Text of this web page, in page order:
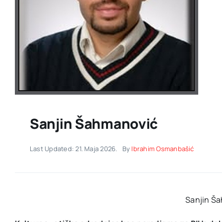
Sanjin Šahmanović
Last Updated: 21. Maja 2026. By Ibrahim Osmanbašić
Sanjin